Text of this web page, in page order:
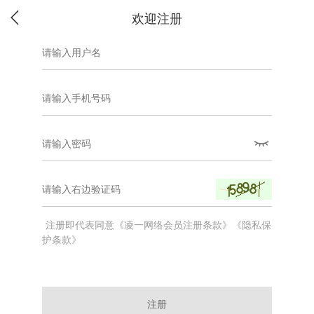
欢迎注册
注册即代表同意《凌一网络会员注册条款》《隐私保
护条款》
注册